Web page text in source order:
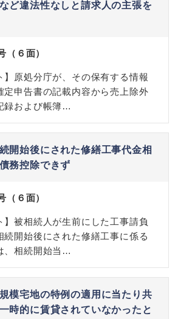
ど違法性なしと請求人の主張を
（６面）
】原処分庁が、その保有する情報
定申告書の記載内容から売上除外
録および帳簿…
開始後にされた修繕工事代金相
務控除できず
（６面）
】被相続人が生前にした工事請負
続開始後にされた修繕工事に係る
、相続開始当…
模宅地の特例の適用に当たり共
時的に賃貸されていなかったと